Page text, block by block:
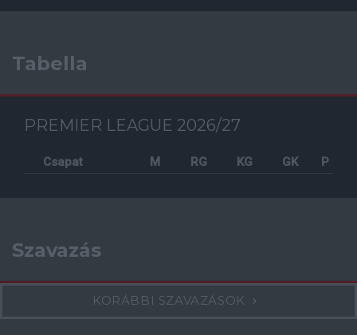
Tabella
PREMIER LEAGUE 2026/27
Csapat M RG KG GK P
Szavazás
KORÁBBI SZAVAZÁSOK